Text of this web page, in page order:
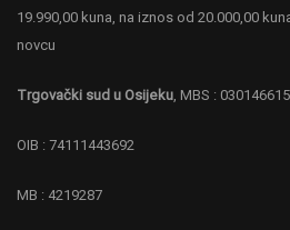
19.990,00 kuna, na iznos od 20.000,00
novcu
Trgovački sud u Osijeku, MBS :
OIB : 74111443692
MB : 4219287